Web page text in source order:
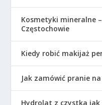
Kosmetyki mineralne
Częstochowie
Kiedy robić makijaż
Jak zamówić pranie
Hydrolat z czystka jak